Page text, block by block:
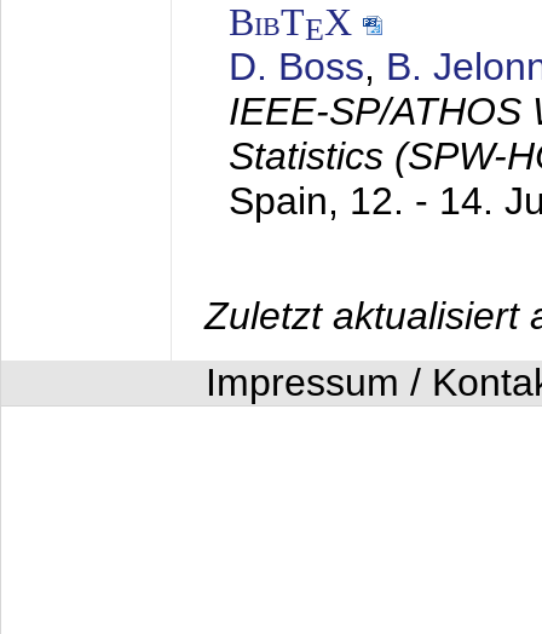
BibTEX
D. Boss, B.
IEEE-SP/ATHOS
Statistics (SPW-
Spain, 12. - 14.
Zuletzt aktualisiert
Impressum /